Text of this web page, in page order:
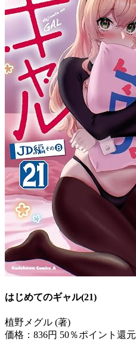
はじめてのギャル(21)
植野メグル (著)
価格：836円 50％ポイント還元